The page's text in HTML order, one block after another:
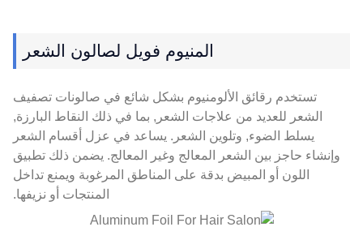
المنيوم فويل لصالون الشعر
تستخدم رقائق الألومنيوم بشكل شائع في صالونات تصفيف
الشعر للعديد من علاجات الشعر, بما في ذلك النقاط البارزة,
يسلط الضوء, وتلوين الشعر. يساعد في عزل أقسام الشعر
وإنشاء حاجز بين الشعر المعالج وغير المعالج. يضمن ذلك تطبيق
اللون أو المبيض بدقة على المناطق المرغوبة ويمنع تداخل
المنتجات أو نزيفها.